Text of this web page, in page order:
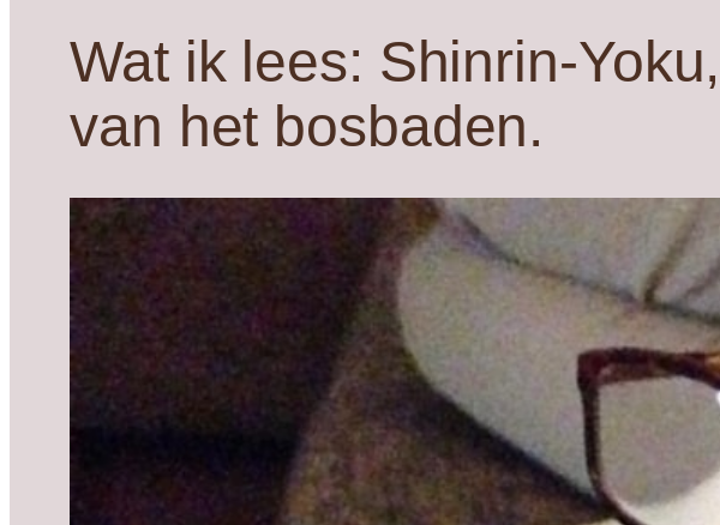
Wat ik lees: Shinrin-
van het bosbaden.